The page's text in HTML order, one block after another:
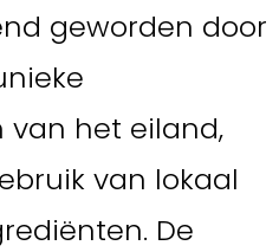
geworden door
het eiland,
van lokaal
De